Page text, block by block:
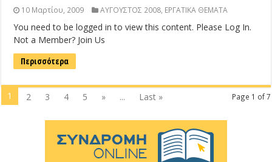
10 Μαρτίου, 2009 ΑΥΓΟΥΣΤΟΣ 2008, ΕΡΓΑΤΙΚΑ ΘΕΜΑΤΑ
You need to be logged in to view this content. Please Log In.
Not a Member? Join Us
Περισσότερα
Page 1 of 7
1 2 3 4 5 » ... Last »